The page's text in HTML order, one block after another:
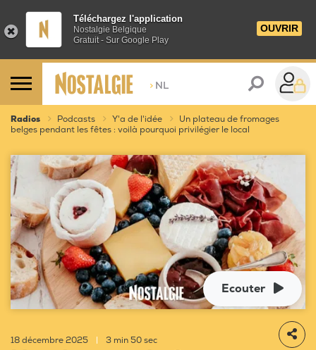
Téléchargez l'application
Nostalgie Belgique
Gratuit - Sur Google Play
OUVRIR
> NL
Radios Podcasts Y'a de l'idée
Un plateau de fromages
belges pendant les fêtes : voilà pourquoi privilégier le local
Ecouter
18 décembre 2025 3 min 50 sec